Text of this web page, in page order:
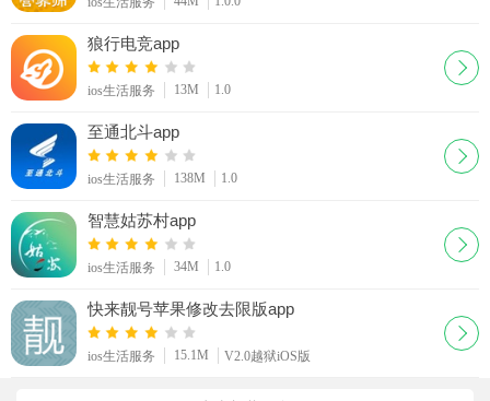
狼行电竞app
ios生活服务 13M 1.0
至通北斗app
ios生活服务 138M 1.0
智慧姑苏村app
ios生活服务 34M 1.0
快来靓号苹果修改去限版app
ios生活服务 15.1M V2.0越狱iOS版